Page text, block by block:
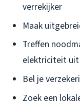
verrekijker
Maak
Treffen
elektriciteit uit
Bel je
Zoek een